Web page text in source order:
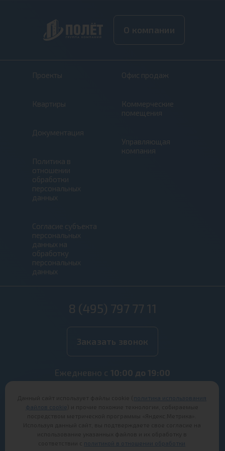
О компании
Проекты
Квартиры
Документация
Политика в
отношении
обработки
персональных
данных
Согласие субъекта
персональных
данных на
обработку
персональных
данных
Офис продаж
Коммерческие
помещения
Управляющая
компания
8 (495) 797 77 11
Заказать звонок
Ежедневно с 10:00 до 19:00
Ногинск, ул. Аэроклубная, 15
Старая Купавна, ул. Октябрьская, 26
офертой
политика использования
файлов cookie) и прочие похожие технологии, собираемые
политикой в отношении обработки